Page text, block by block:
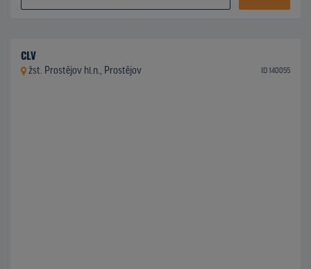
CLV
žst. Prostějov hl.n., Prostějov ID 140055